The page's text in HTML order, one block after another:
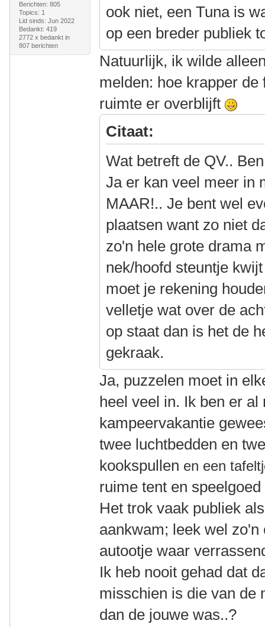
Berichten: 805
Topics: 1
Lid sinds: Jun 2022
Bedankt: 419
2772 x bedankt in
807 berichten
ook niet, een Tuna is
op een breder publiek
Natuurlijk, ik wilde
melden: hoe krapper
ruimte er overblijft
Citaat:
Wat betreft de QV..
Ja er kan veel meer in
MAAR!.. Je bent wel
plaatsen want zo niet
zo'n hele grote drama
nek/hoofd steuntje
moet je rekening
velletje wat over de
op staat dan is het de
gekraak.
Ja, puzzelen moet in
heel veel in. Ik ben er
kampeervakantie
twee luchtbedden en
kookspullen en een
ruime tent en
Het trok vaak publiek
aankwam; leek wel
autootje waar
Ik heb nooit gehad dat
misschien is die van de
dan de jouwe was..?